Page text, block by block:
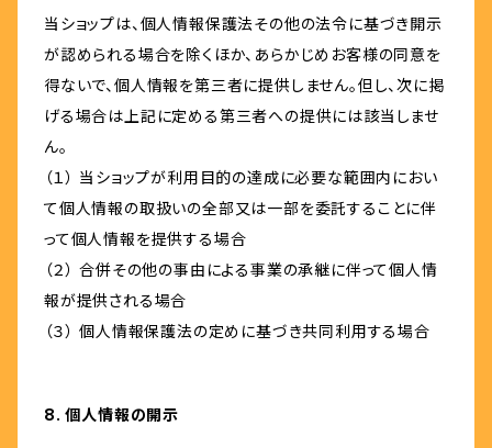
当ショップは、個人情報保護法その他の法令に基づき開示
が認められる場合を除くほか、あらかじめお客様の同意を
得ないで、個人情報を第三者に提供しません。但し、次に掲
げる場合は上記に定める第三者への提供には該当しませ
ん。
（１） 当ショップが利用目的の達成に必要な範囲内におい
て個人情報の取扱いの全部又は一部を委託することに伴
って個人情報を提供する場合
（２） 合併その他の事由による事業の承継に伴って個人情
報が提供される場合
（３） 個人情報保護法の定めに基づき共同利用する場合
8. 個人情報の開示